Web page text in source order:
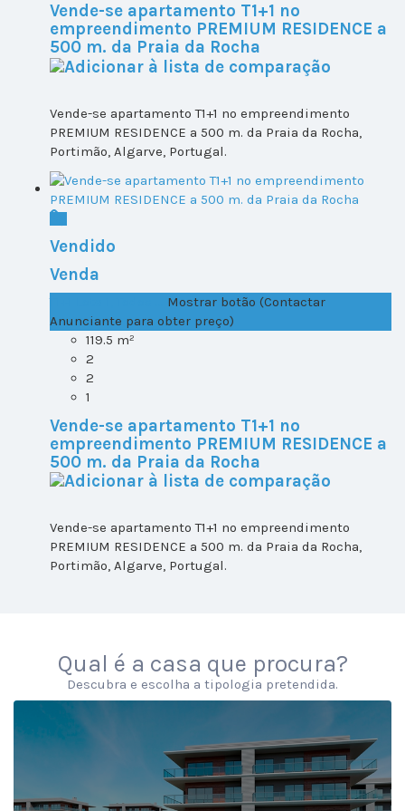
Vende-se apartamento T1+1 no
empreendimento PREMIUM RESIDENCE a
500 m. da Praia da Rocha
Vende-se apartamento T1+1 no empreendimento
PREMIUM RESIDENCE a 500 m. da Praia da Rocha,
Portimão, Algarve, Portugal.
Vendido
Venda
Mostrar botão (Contactar
Anunciante para obter preço)
119.5 m²
2
2
1
Vende-se apartamento T1+1 no
empreendimento PREMIUM RESIDENCE a
500 m. da Praia da Rocha
Vende-se apartamento T1+1 no empreendimento
PREMIUM RESIDENCE a 500 m. da Praia da Rocha,
Portimão, Algarve, Portugal.
Qual é a casa que procura?
Descubra e escolha a tipologia pretendida.